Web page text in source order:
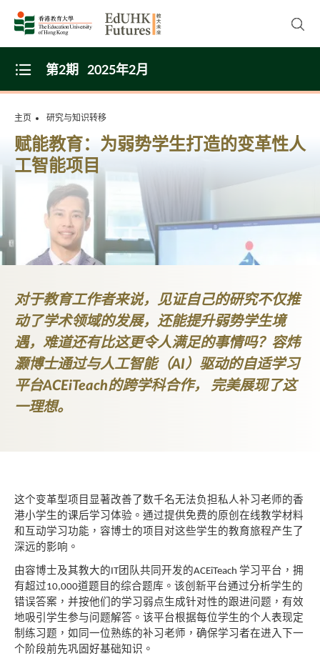
开
Open Menu
第2期 2025年2月
主页 研究与知识转移
赋能教育：为弱势学生打造的变革性人
工智能项目
对于教育工作者来说，见证自己的研究不仅推
动了学术领域的发展，还能提升弱势学生境
遇，难道还有比这更令人满足的事情吗？容炜
灏博士通过与人工智能（AI）驱动的自适学习
平台ACEiTeach的跨学科合作， 完美展现了这
一理想。
这个变革型项目显著改善了数千名无法负担私人补习老师的香
港小学生的课后学习体验。通过提供免费的原创在线教学材料
和互动学习功能，容博士的项目对这些学生的教育旅程产生了
深远的影响。
由容博士及其教大的IT团队共同开发的ACEiTeach 学习平台，拥
有超过10,000道题目的综合题库。该创新平台通过分析学生的
错误答案，并按他们的学习弱点生成针对性的跟进问题，有效
地吸引学生参与问题解答。该平台根据每位学生的个人表现定
制练习题，如同一位熟练的补习老师，确保学习者在进入下一
个阶段前先巩固好基础知识。